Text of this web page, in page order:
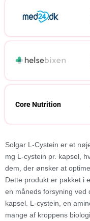
Core Nutrition
Solgar L-Cystein er et
mg L-cystein pr. kapsel,
dem, der ønsker at
Dette produkt er pakket i
en måneds forsyning ved
kapsel. L-cystein, en
mange af kroppens